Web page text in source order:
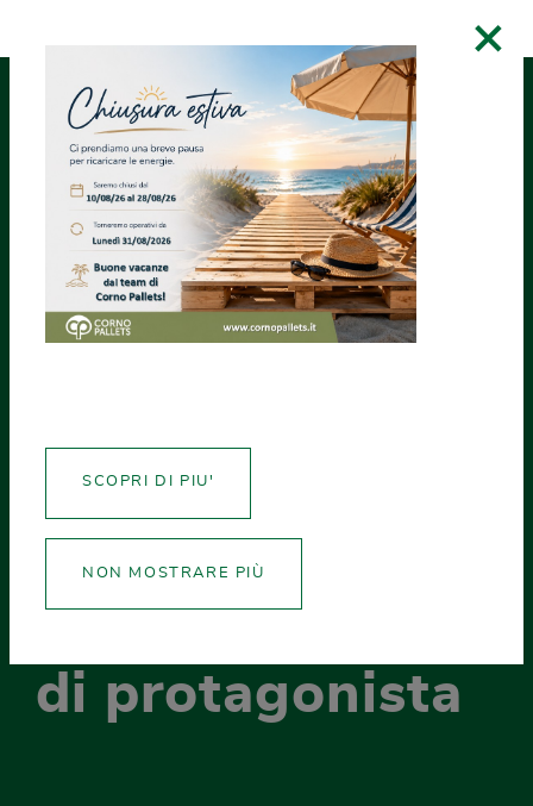
CREA CERTIFICATI
NEWS MONDOPALLETS
Mostra
Agricola: il
legno consolida
la sua posizione
di protagonista
×
SCOPRI DI PIU'
NON MOSTRARE PIÙ